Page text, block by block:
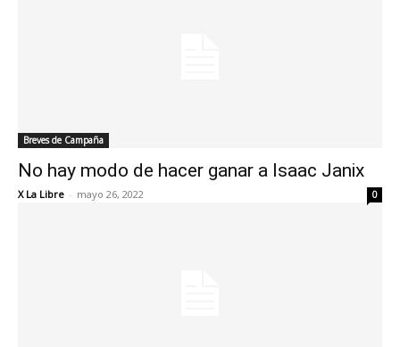
Breves de Campaña
No hay modo de hacer ganar a Isaac Janix
X La Libre - mayo 26, 2022 0